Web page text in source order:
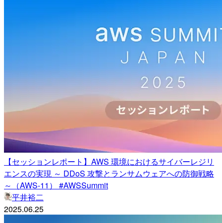
【セッションレポート】AWS 環境におけるサイバーレジリ
エンスの実現 ～ DDoS 攻撃とランサムウェアへの防御戦略
～（AWS-11） #AWSSummit
平井裕二
2025.06.25